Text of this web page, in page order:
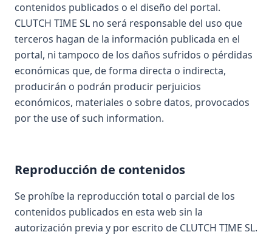
contenidos publicados o el diseño del portal.
CLUTCH TIME SL no será responsable del uso que
terceros hagan de la información publicada en el
portal, ni tampoco de los daños sufridos o pérdidas
económicas que, de forma directa o indirecta,
producirán o podrán producir perjuicios
económicos, materiales o sobre datos, provocados
por the use of such information.
Reproducción de contenidos
Se prohíbe la reproducción total o parcial de los
contenidos publicados en esta web sin la
autorización previa y por escrito de CLUTCH TIME SL.